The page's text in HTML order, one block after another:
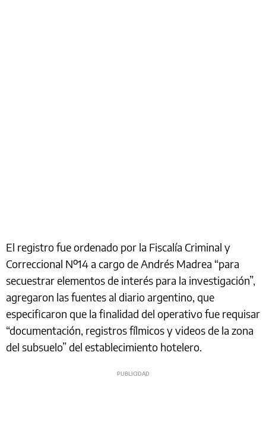
El registro fue ordenado por la Fiscalía Criminal y
Correccional Nº14 a cargo de Andrés Madrea “para
secuestrar elementos de interés para la investigación”,
agregaron las fuentes al diario argentino, que
especificaron que la finalidad del operativo fue requisar
“documentación, registros fílmicos y videos de la zona
del subsuelo” del establecimiento hotelero.